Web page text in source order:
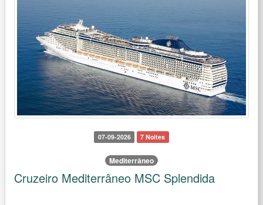
07-09-2026 7 Noites
Mediterrâneo
Cruzeiro Mediterrâneo MSC Splendida